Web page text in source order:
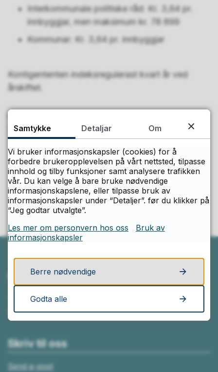
Interkommunale politiske råd: Kr. 3,64 pr.
innbyggjar, men maksimum kr. 78 899
Kommunar: Kr. 3,64 pr. innbyggjar
Kontigententen indeksregulerast kvart år ved
årskiftet.
Sist endra
24.10.2025 11.51
Fant du det du lette etter?
Ja Nei
Ring oss
Telefon
99 01 10 98
Skriv til oss
Send e-post
Samtykke Detaljar Om
Vi bruker informasjonskapsler (cookies) for å
forbedre brukeropplevelsen på vårt nettsted, tilpasse
innhold og tilby funksjoner samt analysere trafikken
vår. Du kan velge å bare bruke nødvendige
informasjonskapslene, eller tilpasse bruk av
informasjonskapsler under “Detaljer”. før du klikker på
“Jeg godtar utvalgte”.
Les mer om personvern hos oss
Bruk av
informasjonskapsler
Berre nødvendige
Godta alle